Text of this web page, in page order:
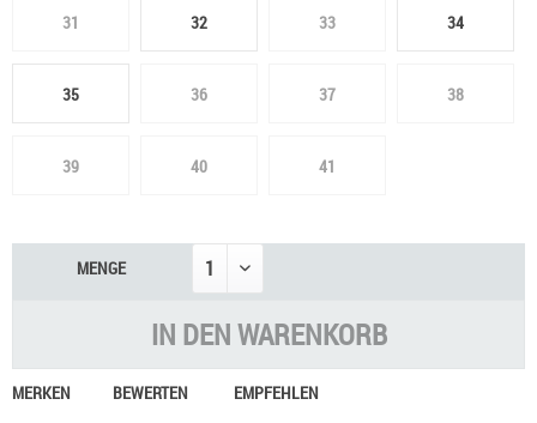
31 32 33 34
35 36 37 38
39 40 41
MENGE
IN DENWARENKORB
MERKEN BEWERTEN EMPFEHLEN